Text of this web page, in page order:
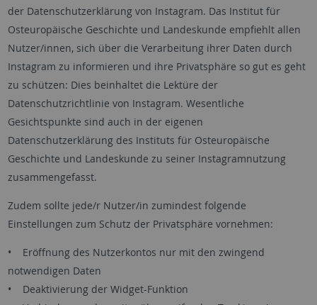
der Datenschutzerklärung von Instagram. Das Institut für
Osteuropäische Geschichte und Landeskunde empfiehlt allen
Nutzer/innen, sich über die Verarbeitung ihrer Daten durch
Instagram zu informieren und ihre Privatsphäre so gut es geht
zu schützen: Dies beinhaltet die Lektüre der
Datenschutzrichtlinie von Instagram. Wesentliche
Gesichtspunkte sind auch in der eigenen
Datenschutzerklärung des Instituts für Osteuropäische
Geschichte und Landeskunde zu seiner Instagramnutzung
zusammengefasst.
Zudem sollte jede/r Nutzer/in zumindest folgende
Einstellungen zum Schutz der Privatsphäre vornehmen:
• Eröffnung des Nutzerkontos nur mit den zwingend
notwendigen Daten
• Deaktivierung der Widget-Funktion